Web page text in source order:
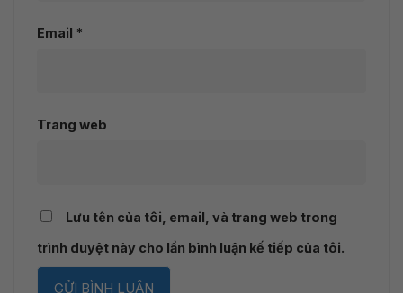
Email *
Trang web
Lưu tên của tôi, email, và trang web trong
trình duyệt này cho lần bình luận kế tiếp của tôi.